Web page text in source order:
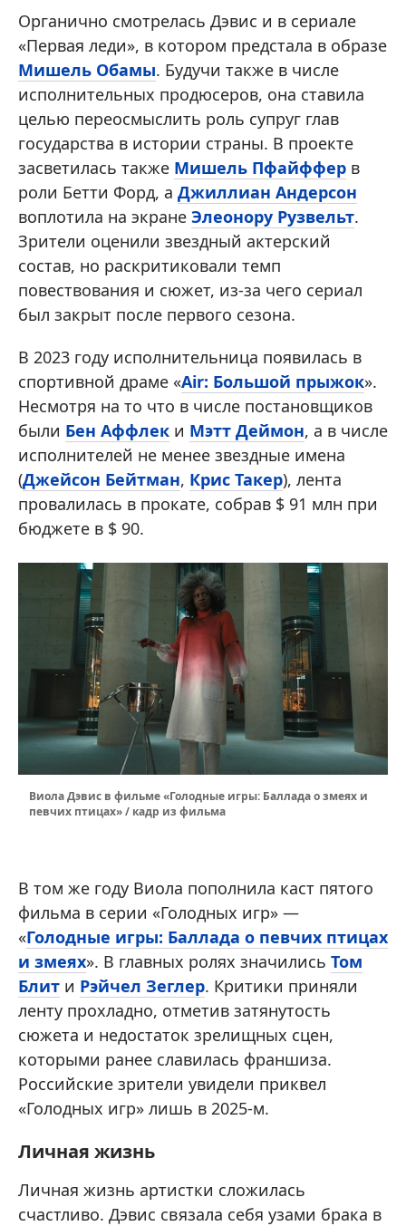
Органично смотрелась Дэвис и в сериале
«Первая леди», в котором предстала в образе
Мишель Обамы. Будучи также в числе
исполнительных продюсеров, она ставила
целью переосмыслить роль супруг глав
государства в истории страны. В проекте
засветилась также Мишель Пфайффер в
роли Бетти Форд, а Джиллиан Андерсон
воплотила на экране Элеонору Рузвельт.
Зрители оценили звездный актерский
состав, но раскритиковали темп
повествования и сюжет, из-за чего сериал
был закрыт после первого сезона.
В 2023 году исполнительница появилась в
спортивной драме «Air: Большой прыжок».
Несмотря на то что в числе постановщиков
были Бен Аффлек и Мэтт Деймон, а в числе
исполнителей не менее звездные имена
(Джейсон Бейтман, Крис Такер), лента
провалилась в прокате, собрав $ 91 млн при
бюджете в $ 90.
Виола Дэвис в фильме «Голодные игры: Баллада о змеях и
певчих птицах» / кадр из фильма
В том же году Виола пополнила каст пятого
фильма в серии «Голодных игр» —
«Голодные игры: Баллада о певчих птицах
и змеях». В главных ролях значились Том
Блит и Рэйчел Зеглер. Критики приняли
ленту прохладно, отметив затянутость
сюжета и недостаток зрелищных сцен,
которыми ранее славилась франшиза.
Российские зрители увидели приквел
«Голодных игр» лишь в 2025-м.
Личная жизнь
Личная жизнь артистки сложилась
счастливо. Дэвис связала себя узами брака в